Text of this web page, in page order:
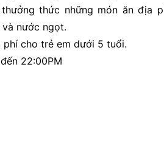
thức những món ăn địa
nước ngọt.
cho trẻ em dưới 5 tuổi.
22:00PM